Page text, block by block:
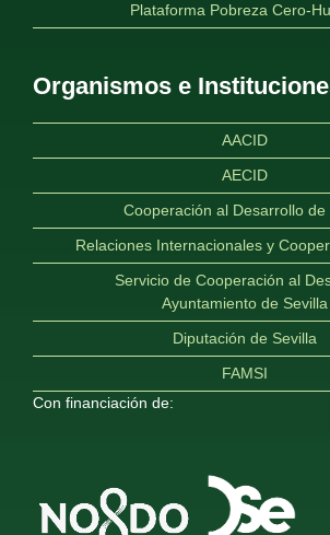
Plataforma Pobreza Cero-
Organismos e
AACID
AECID
Cooperación al Desarrollo de
Relaciones Internacionales y
Servicio de Cooperación al
Ayuntamiento de Sevilla
Diputación de Sevilla
FAMSI
Con financiación de: